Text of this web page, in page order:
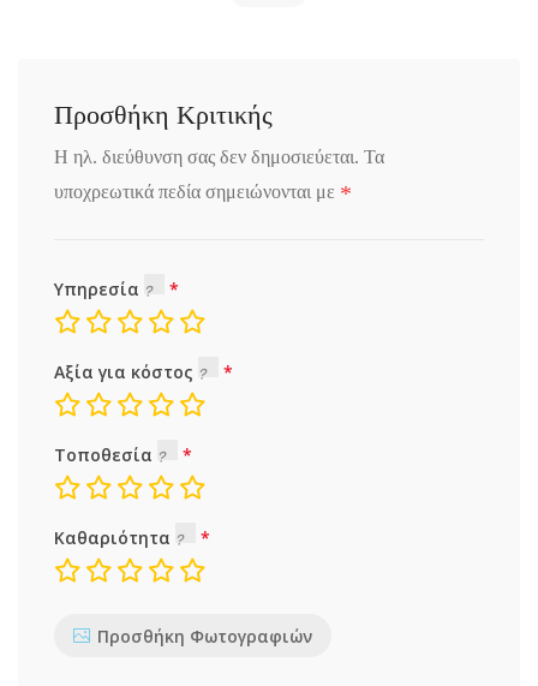
Προσθήκη Κριτικής
Η ηλ. διεύθυνση σας δεν δημοσιεύεται. Τα
υποχρεωτικά πεδία σημειώνονται με *
Υπηρεσία
Αξία για κόστος
Τοποθεσία
Καθαριότητα
Προσθήκη Φωτογραφιών